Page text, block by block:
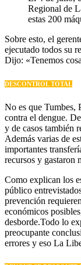
Regional de
estas 200
Sobre esto, el
ejecutado todos su
Dijo: «Tenemos
DESCONTROL TOTAL
No es que Tumbes,
contra el dengue.
y de casos también
Además varias de
importantes
recursos y gastaron
Como explican los
público
prevención
económicos
desborde.Todo lo
preocupante
errores y eso La